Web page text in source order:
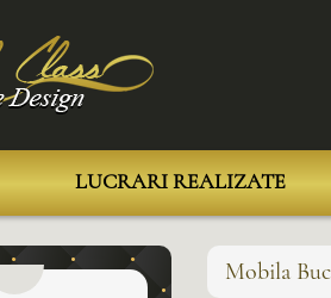
LUCRARI REALIZATE
Mobila